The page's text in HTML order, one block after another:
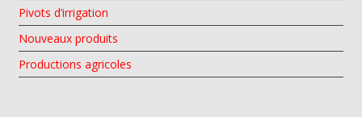
Pivots d’irrigation
Nouveaux produits
Productions agricoles